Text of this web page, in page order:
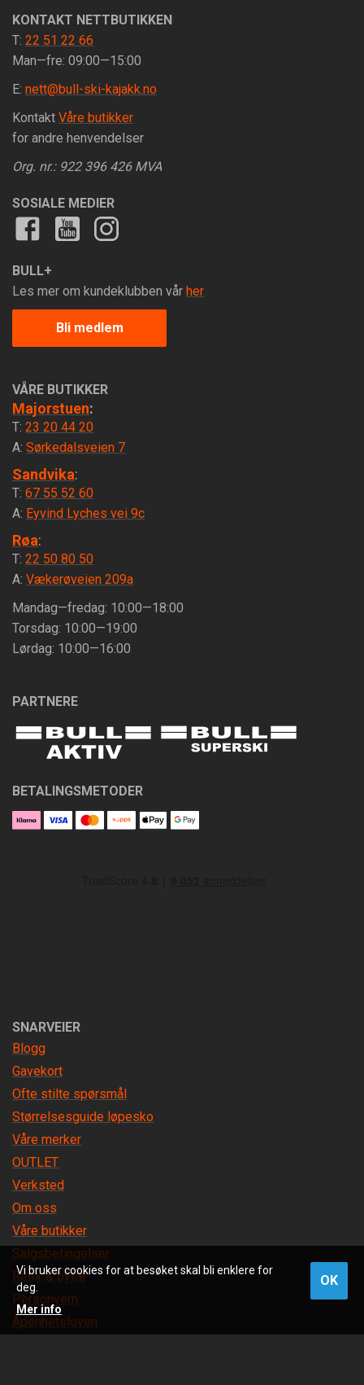
KONTAKT NETTBUTIKKEN
T: 22 51 22 66
Man—fre: 09:00—15:00
E: nett@bull-ski-kajakk.no
Kontakt Våre butikker
for andre henvendelser
Org. nr.: 922 396 426 MVA
SOSIALE MEDIER
BULL+
Les mer om kundeklubben vår her
Bli medlem
VÅRE BUTIKKER
Majorstuen:
T: 23 20 44 20
A: Sørkedalsveien 7
Sandvika:
T: 67 55 52 60
A: Eyvind Lyches vei 9c
Røa:
T: 22 50 80 50
A: Vækerøveien 209a
Mandag—fredag: 10:00—18:00
Torsdag: 10:00—19:00
Lørdag: 10:00—16:00
PARTNERE
BETALINGSMETODER
SNARVEIER
Blogg
Gavekort
Ofte stilte spørsmål
Størrelsesguide løpesko
Våre merker
OUTLET
Verksted
Om oss
Våre butikker
Salgsbetingelser
Retur & bytte
Personvern
Åpenhetsloven
Vi bruker cookies for at besøket skal bli enklere for
deg.
Mer info
OK